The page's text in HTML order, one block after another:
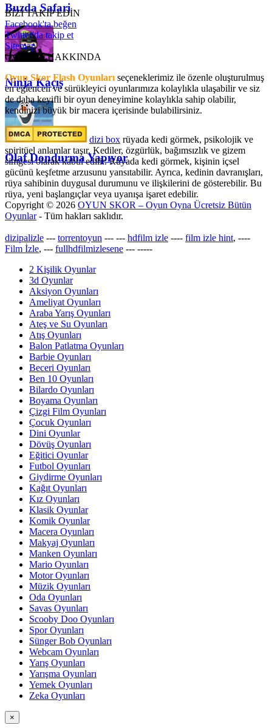
Buzda Safari
Ninja Kaçış
Olaf Dondurma Yapıyor
BİZİ TAKİP EDİN
Facebook'ta beğen
Twitter'da takip et
Sitemap
OyunSkor HAKKINDA
Oyun Skor Flash Oyunları seçeneklerimiz ile özenle oluşturulmuş
en eğlenceli ve sürükleyici oyunlarımıza kolaylıkla ulaşabilir ve siz
de daha keyifli bir oyun deneyimine kolaylıkla sahip olabilir,
kendinizi büyük bir macera içerisinde bulabilirsiniz.
dizi box rüyada kedi görmek​, psikolojik ve
spiritüel anlamlar taşır. Kediler, özgürlük, bağımsızlık ve gizem
simgesi olarak kabul edilir. Rüyada kedi görmek, kişinin içsel
gücünü keşfetme arzusunu yansıtabilir. Ayrıca, kedinin davranışları,
rüya sahibinin duygusal durumunu ve ilişkilerini de gösterebilir. Bu
rüya, yeni başlangıçlar veya uyanışa işaret edebilir.
Copyright © 2026 OYUN SKOR – Oyun Oyna Ücretsiz Bütün
Oyunlar- Tüm hakları saklıdır.
dizipalizle --- torrentoyun --- --- hdfilm izle ---- film izle hint, ----
Film İzle, --- fullhdfilmizlesene --- -----
2 Kişilik Oyunlar
3d Oyunlar
Aksiyon Oyunları
Ameliyat Oyunları
Araba Yarış Oyunları
Ateş ve Su Oyunları
Atış Oyunları
Balon Patlatma Oyunları
Barbie Oyunları
Beceri Oyunları
Ben 10 Oyunları
Bilardo Oyunları
Boyama Oyunları
Çizgi Film Oyunları
Çocuk Oyunları
Dini Oyunlar
Dövüş Oyunları
Eğitici Oyunlar
Futbol Oyunları
Giydirme Oyunları
Kağıt Oyunları
Kız Oyunları
Klasik Oyunlar
Komik Oyunlar
Macera Oyunları
Makyaj Oyunları
Manken Oyunları
Mario Oyunları
Motor Oyunları
Müzik Oyunları
Oda Oyunları
Savas Oyunları
Scooby Doo Oyunları
Spor Oyunları
Sünger Bob Oyunları
Webcam Oyunları
Yarış Oyunları
Yarışma Oyunları
Yemek Oyunları
Zeka Oyunları
×